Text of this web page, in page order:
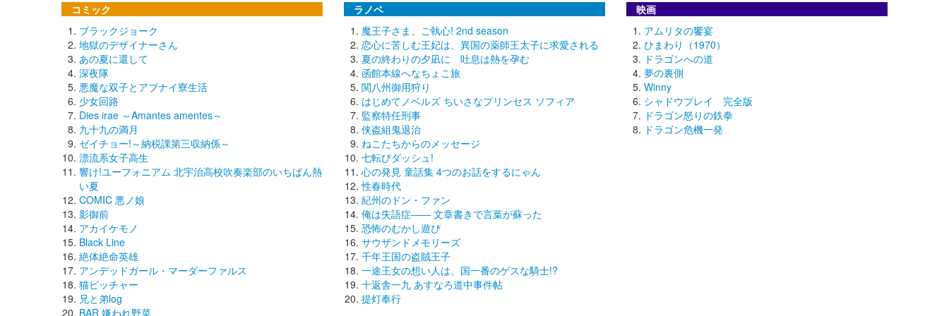
コミック
ブラックジョーク
地獄のデザイナーさん
あの夏に還して
深夜隊
悪魔な双子とアブナイ寮生活
少女回路
Dies irae ～Amantes amentes～
九十九の満月
ゼイチョー!～納税課第三収納係～
漂流系女子高生
響け!ユーフォニアム 北宇治高校吹奏楽部のいちばん熱
い夏
COMIC 悪ノ娘
影御前
アカイケモノ
Black Line
絶体絶命英雄
アンデッドガール・マーダーファルス
猫ピッチャー
兄と弟log
BAR 嫌われ野菜
ラノベ
魔王子さま、ご執心! 2nd season
恋心に苦しむ王妃は、異国の薬師王太子に求愛される
夏の終わりの夕凪に 吐息は熱を孕む
函館本線へなちょこ旅
関八州御用狩り
はじめてノベルズ ちいさなプリンセス ソフィア
監察特任刑事
侠盗組鬼退治
ねこたちからのメッセージ
七転びダッシュ!
心の発見 童話集 4つのお話をするにゃん
性春時代
紀州のドン・ファン
俺は失語症―― 文章書きで言葉が蘇った
恐怖のむかし遊び
サウザンドメモリーズ
千年王国の盗賊王子
一途王女の想い人は、国一番のゲスな騎士!?
十返舎一九 あすなろ道中事件帖
提灯奉行
映画
アムリタの饗宴
ひまわり（1970）
ドラゴンへの道
夢の裏側
Winny
シャドウプレイ 完全版
ドラゴン怒りの鉄拳
ドラゴン危機一発